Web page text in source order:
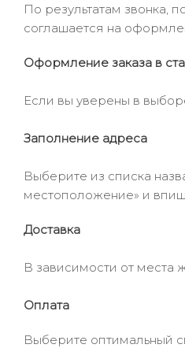
По результатам звонка,
соглашается на
Оформление заказа в
Если вы уверены в
Заполнение адреса
Выберите из списка
местоположение» и
Доставка
В зависимости от места
Оплата
Выберите оптимальный